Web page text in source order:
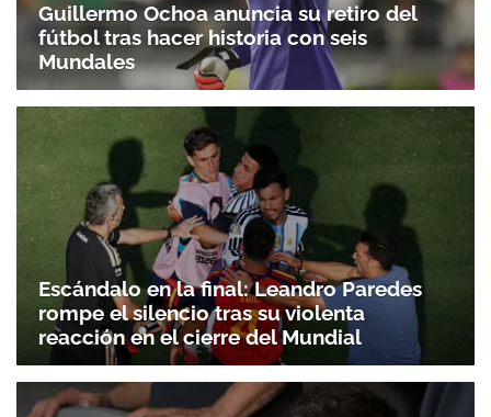
Guillermo Ochoa anuncia su retiro del
fútbol tras hacer historia con seis
Mundales
Escándalo en la final: Leandro Paredes
rompe el silencio tras su violenta
reacción en el cierre del Mundial